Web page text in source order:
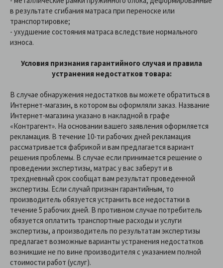
в результате сгибания матраса при переноске или
транспортировке;
- ухудшение состояния матраса вследствие нормального
износа.
Условия признания гарантийного случая и правила
устранения недостатков товара:
В случае обнаружения недостатков вы можете обратиться в
Интернет-магазин, в котором вы оформляли заказ. Название
Интернет-магазина указано в накладной в графе
«Контрагент». На основании вашего заявления оформляется
рекламация. В течение 10-ти рабочих дней рекламация
рассматривается фабрикой и вам предлагается вариант
решения проблемы. В случае если принимается решение о
проведении экспертизы, матрас у вас заберут и в
трехдневный срок сообщат вам результат проведенной
экспертизы. Если случай признан гарантийным, то
производитель обязуется устранить все недостатки в
течение 5 рабочих дней. В противном случае потребитель
обязуется оплатить транспортные расходы и услуги
экспертизы, а производитель по результатам экспертизы
предлагает возможные варианты устранения недостатков
возникшие не по вине производителя с указанием полной
стоимости работ (услуг).